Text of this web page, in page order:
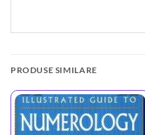
PRODUSE SIMILARE